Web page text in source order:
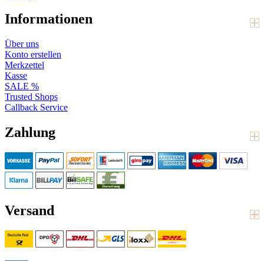
Informationen
Über uns
Konto erstellen
Merkzettel
Kasse
SALE %
Trusted Shops
Callback Service
Zahlung
Versand